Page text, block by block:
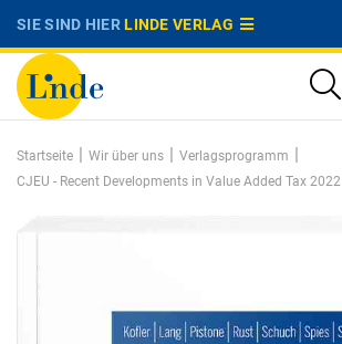
SIE SIND HIERLINDE VERLAG
Startseite | Wir über uns | Verlagsprogramm |
CJEU - Recent Developments in Value Added Tax 2022